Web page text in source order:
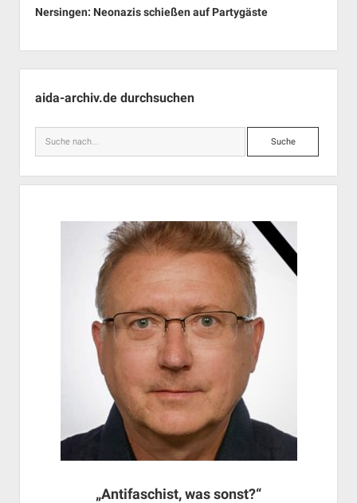
Nersingen: Neonazis schießen auf Partygäste
aida-archiv.de durchsuchen
Suche
„Antifaschist, was sonst?“